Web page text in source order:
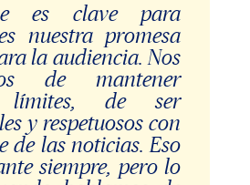
es clave para
nuestra promesa
la audiencia. Nos
de mantener
límites, de ser
y respetuosos con
de las noticias. Eso
siempre, pero lo